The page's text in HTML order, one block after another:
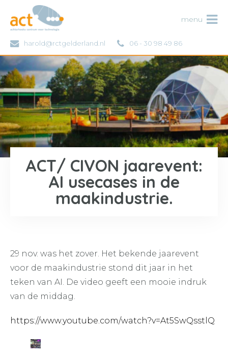
harold@rctgelderland.nl 06 - 30 98 49 86
ACT
ACT/ CIVON jaarevent:
AI usecases in de
maakindustrie.
29 nov. was het zover. Het bekende jaarevent
voor de maakindustrie stond dit jaar in het
teken van AI. De video geeft een mooie indruk
van de middag.
https://www.youtube.com/watch?v=At5SwQsstlQ
menu